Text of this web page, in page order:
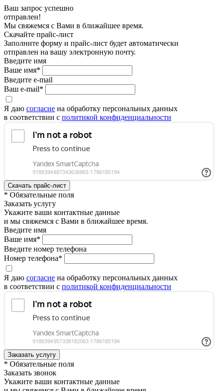
Ваш запрос успешно
отправлен!
Мы свяжемся с Вами в ближайшее время.
Скачайте прайс-лист
Заполните форму и прайс-лист будет автоматически
отправлен на вашу электронную почту.
Введите имя
Ваше имя*
Введите e-mail
Ваш e-mail*
Я даю согласие на обработку персональных данных
в соответствии с политикой конфиденциальности
* Обязательные поля
Заказать услугу
Укажите ваши контактные данные
и мы свяжемся с Вами в ближайшее время.
Введите имя
Ваше имя*
Введите номер телефона
Номер телефона*
Я даю согласие на обработку персональных данных
в соответствии с политикой конфиденциальности
* Обязательные поля
Заказать звонок
Укажите ваши контактные данные